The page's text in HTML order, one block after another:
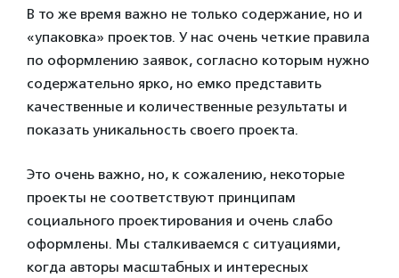
В то же время важно не только содержание, но и
«упаковка» проектов. У нас очень четкие правила
по оформлению заявок, согласно которым нужно
содержательно ярко, но емко представить
качественные и количественные результаты и
показать уникальность своего проекта.
Это очень важно, но, к сожалению, некоторые
проекты не соответствуют принципам
социального проектирования и очень слабо
оформлены. Мы сталкиваемся с ситуациями,
когда авторы масштабных и интересных